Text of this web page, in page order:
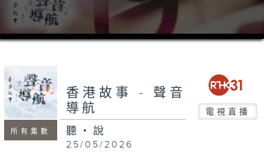
0
seconds
6
seconds
所有集數
香港故事 - 聲音
導航
電視直播
聽・說
25/05/2026